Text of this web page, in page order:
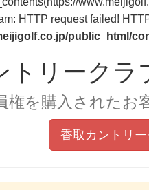
HTTP request failed!
public_html/
トリークラ
権を購入されたお
香取カントリ